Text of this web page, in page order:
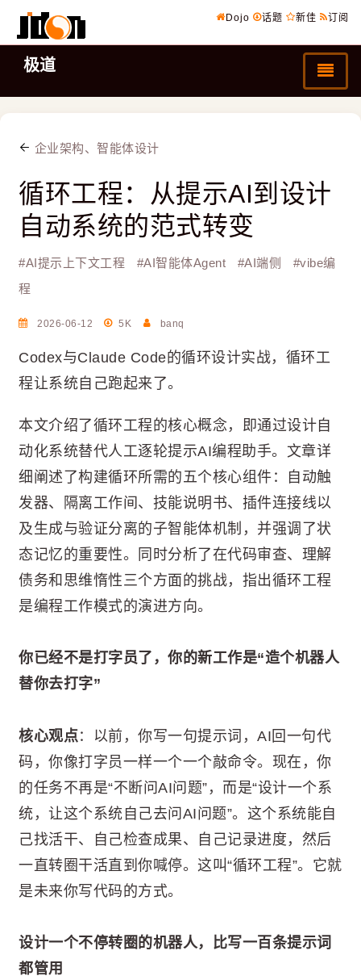
Dojo 话题 新佳 订阅
极道
企业架构、智能体设计
循环工程：从提示AI到设计
自动系统的范式转变
#AI提示上下文工程 #AI智能体Agent #AI端侧 #vibe编
程
2026-06-12 5K banq
Codex与Claude Code的循环设计实战，循环工
程让系统自己跑起来了。
本文介绍了循环工程的核心概念，即通过设计自
动化系统替代人工逐轮提示AI编程助手。文章详
细阐述了构建循环所需的五个核心组件：自动触
发器、隔离工作间、技能说明书、插件连接线以
及生成与验证分离的子智能体机制，并强调了状
态记忆的重要性。同时分析了在代码审查、理解
债务和思维惰性三个方面的挑战，指出循环工程
是编程工作模式的演进方向。
你已经不是打字员了，你的新工作是“造个机器人
替你去打字”
核心观点：以前，你写一句提示词，AI回一句代
码，你像打字员一样一个一个敲命令。现在，你
的任务不再是“不断问AI问题”，而是“设计一个系
统，让这个系统自己去问AI问题”。这个系统能自
己找活干、自己检查成果、自己记录进度，然后
一直转圈干活直到你喊停。这叫“循环工程”。它就
是未来你写代码的方式。
设计一个不停转圈的机器人，比写一百条提示词
都管用